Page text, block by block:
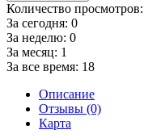
Количество просмотров:
За сегодня: 0
За неделю: 0
За месяц: 1
За все время: 18
Описание
Отзывы (0)
Карта